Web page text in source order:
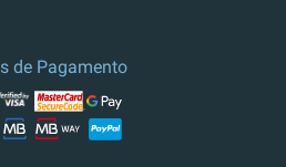
de Pagamento